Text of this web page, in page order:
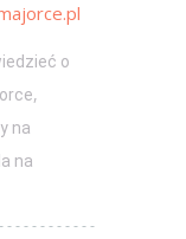
o
,
na
na